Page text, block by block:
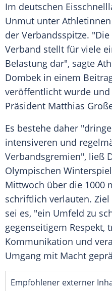
Im deutschen
Unmut unter
der Verbandsspitze.
Verband stellt für viele
Belastung dar", sagte
Dombek in einem
veröffentlicht wurde und
Präsident Matthias
Es bestehe daher
intensiveren und
Verbandsgremien", ließ
Olympischen
Mittwoch über die 1000
schriftlich verlauten.
sei es, "ein Umfeld zu
gegenseitigem Respekt,
Kommunikation und
Umgang mit Macht
Empfohlener externer